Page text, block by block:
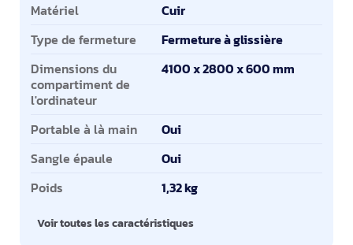
Matériel
Cuir
Type de fermeture
Fermeture à glissière
Dimensions du
compartiment de
l'ordinateur
4100 x 2800 x 600 mm
Portable à là main
Oui
Sangle épaule
Oui
Poids
1,32 kg
Voir toutes les caractéristiques